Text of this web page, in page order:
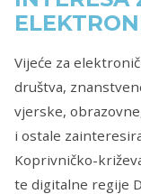
Vijeće za
društva,
vjerske,
i ostale
Koprivničko-
te digitalne regije